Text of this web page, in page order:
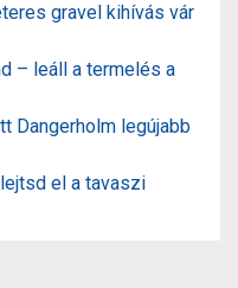
gravel kihívás vár
– leáll a termelés a
Dangerholm legújabb
el a tavaszi